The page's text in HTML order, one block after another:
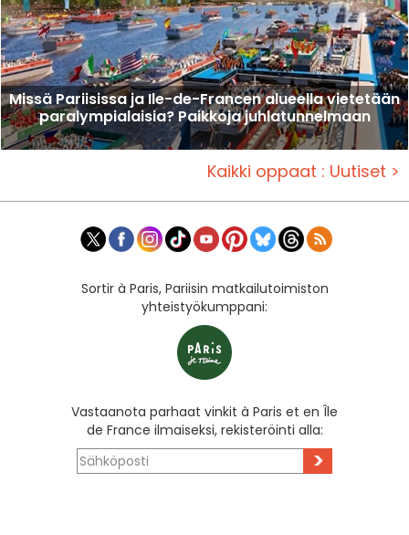
Missä Pariisissa ja Ile-de-Francen alueella vietetään
paralympialaisia? Paikkoja juhlatunnelmaan
Kaikki oppaat : Uutiset >
Sortir à Paris, Pariisin matkailutoimiston
yhteistyökumppani:
Vastaanota parhaat vinkit à Paris et en Île
de France ilmaiseksi, rekisteröinti alla:
>